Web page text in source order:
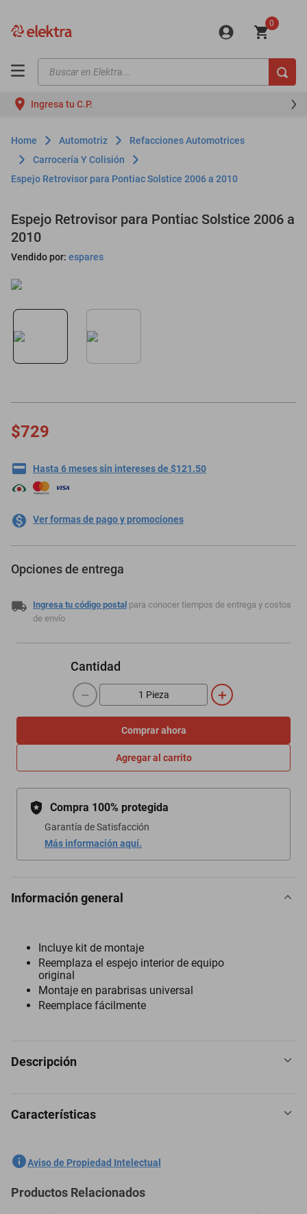
0
Buscar en Elektra...
Ingresa tu C.P.
Automotriz
Refacciones Automotrices
Carrocería Y Colisión
Espejo Retrovisor para Pontiac Solstice 2006 a 2010
Espejo Retrovisor para Pontiac Solstice 2006 a
2010
Vendido por: espares
$729
Hasta 6 meses sin intereses de $121.50
Ver formas de pago y promociones
Opciones de entrega
Ingresa tu código postal para conocer tiempos de entrega y costos
de envío
Cantidad
＋
－
Comprar ahora
Agregar al carrito
Compra 100% protegida
Garantía de Satisfacción
Más información aquí.
Información general
Incluye kit de montaje
Reemplaza el espejo interior de equipo
original
Montaje en parabrisas universal
Reemplace fácilmente
Descripción
Espejo Retrovisor para Pontiac Solstice 2006 a 2010
Características
SKU
Marca
Aviso de Propiedad Intelectual
Productos Relacionados
motos
moto
celulares
iphones
colchones